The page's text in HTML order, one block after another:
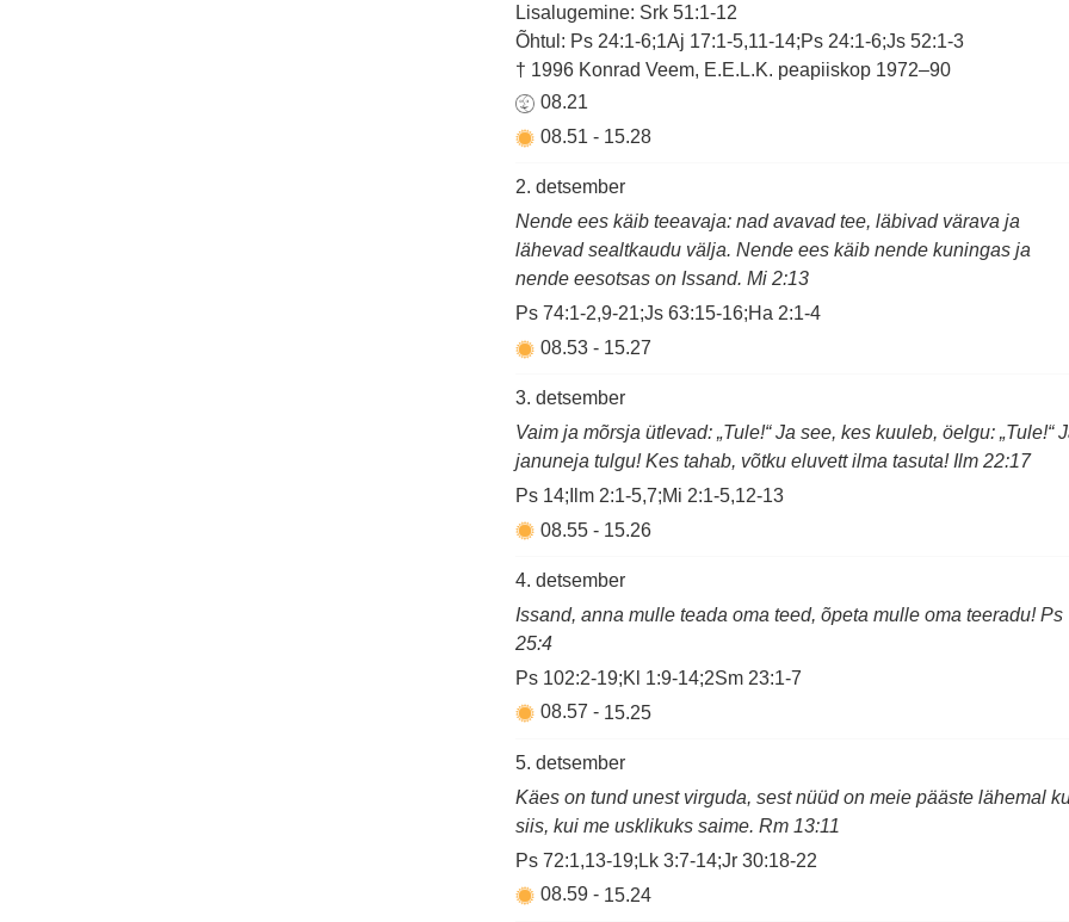
Lisalugemine: Srk 51:1-12
Õhtul: Ps 24:1-6;1Aj 17:1-5,11-14;Ps 24:1-6;Js 52:1-3
† 1996 Konrad Veem, E.E.L.K. peapiiskop 1972–90
08.21
08.51 - 15.28
2. detsember
Nende ees käib teeavaja: nad avavad tee, läbivad värava ja
lähevad sealtkaudu välja. Nende ees käib nende kuningas ja
nende eesotsas on Issand. Mi 2:13
Ps 74:1-2,9-21;Js 63:15-16;Ha 2:1-4
08.53 - 15.27
3. detsember
Vaim ja mõrsja ütlevad: „Tule!“ Ja see, kes kuuleb, öelgu: „Tule!“
januneja tulgu! Kes tahab, võtku eluvett ilma tasuta! Ilm 22:17
Ps 14;Ilm 2:1-5,7;Mi 2:1-5,12-13
08.55 - 15.26
4. detsember
Issand, anna mulle teada oma teed, õpeta mulle oma teeradu! Ps
25:4
Ps 102:2-19;Kl 1:9-14;2Sm 23:1-7
08.57 - 15.25
5. detsember
Käes on tund unest virguda, sest nüüd on meie pääste lähemal
siis, kui me usklikuks saime. Rm 13:11
Ps 72:1,13-19;Lk 3:7-14;Jr 30:18-22
08.59 - 15.24